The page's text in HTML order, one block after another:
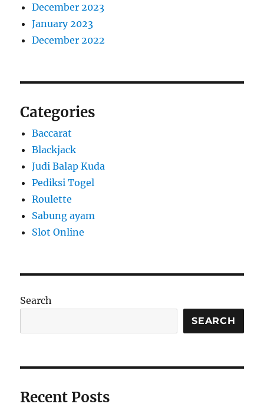
December 2023
January 2023
December 2022
Categories
Baccarat
Blackjack
Judi Balap Kuda
Pediksi Togel
Roulette
Sabung ayam
Slot Online
Search
SEARCH
Recent Posts